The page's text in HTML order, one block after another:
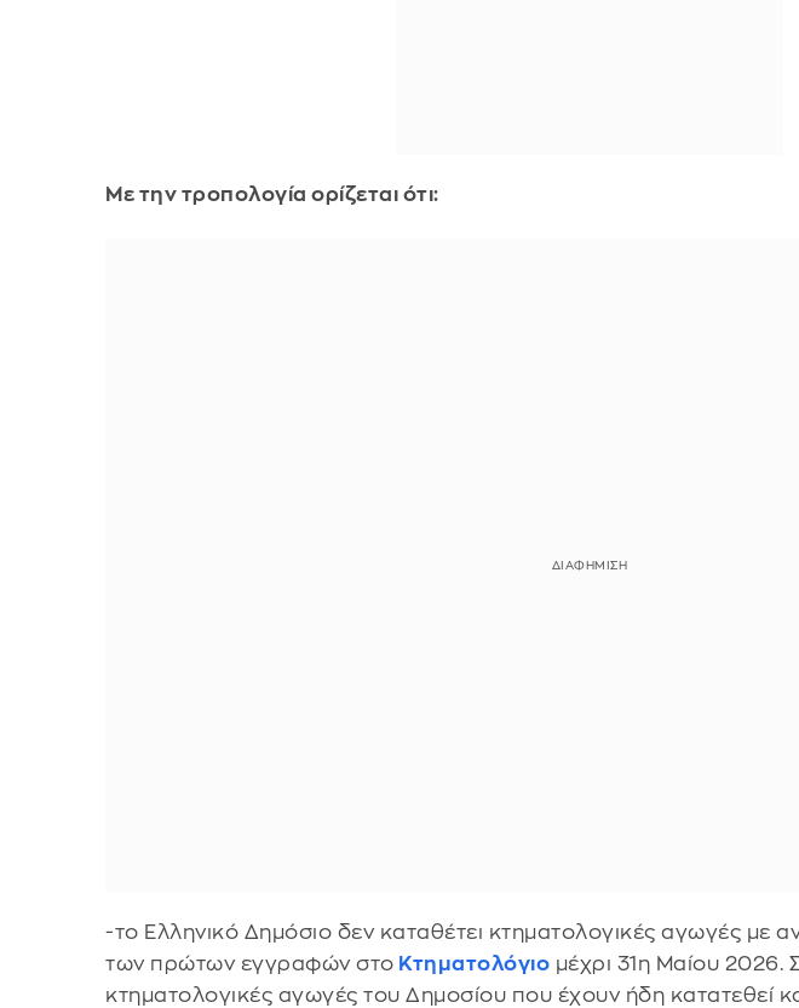
Με την τροπολογία ορίζεται ότι:
-το Ελληνικό Δημόσιο δεν καταθέτει κτηματολογικές αγωγές με
των πρώτων εγγραφών στο Κτηματολόγιο μέχρι 31η Μαίου 2026.
κτηματολογικές αγωγές του Δημοσίου που έχουν ήδη κατατεθεί